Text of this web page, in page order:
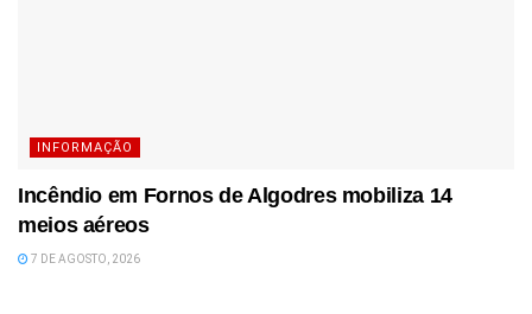
INFORMAÇÃO
Incêndio em Fornos de Algodres mobiliza 14
meios aéreos
7 DE AGOSTO, 2026